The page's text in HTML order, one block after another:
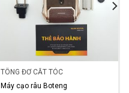
TÔNG ĐƠ CẮT TÓC
Máy cạo râu Boteng